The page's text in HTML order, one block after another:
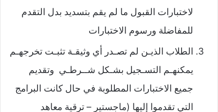
لاختبارات القبول ما لم يقم بتسديد بدل التقدم
للمفاضلة ورسوم الاختبارات
الطلاب الذيـن لم تصـدر أي وثيقـة تثبـت تخرجهـم
يمكنهـم التسـجيل بشـكل شــرطـي وتقديم
جميع الاختبارات المطلوبة في حال كانت البرامج
التي تقدموا إليها (ماجستير – ترقية معاهد